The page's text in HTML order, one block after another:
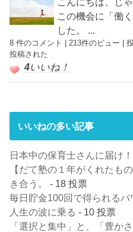
この機会に「働
した。 ...
8 件のコメント | 213件のビュー |
投稿された
4いいね！
いいねの多い記事
日本中の保育士さんに届け！
【だて塾の１年がくれたも
き合う。
- 18 投票
毎日貯金100回で得られるパ
人生の波に乗る - 10 投票
「選択と集中」と、「豊か